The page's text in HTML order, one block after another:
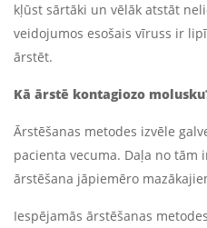
kļūst sārtāki un vēlāk atstāt
veidojumos esošais vīruss ir
ārstēt.
Kā ārstē kontagiozo
Ārstēšanas metodes izvēle
pacienta vecuma. Daļa no tām
ārstēšana jāpiemēro
Iespējamās ārstēšanas